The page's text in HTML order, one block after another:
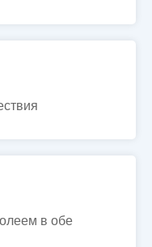
в обе